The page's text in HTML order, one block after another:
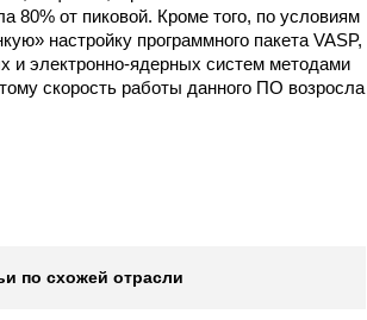
80% от пиковой. Кроме того, по условиям
настройку программного пакета VASP,
и электронно-ядерных систем методами
скорость работы данного ПО возросла
по схожей отрасли